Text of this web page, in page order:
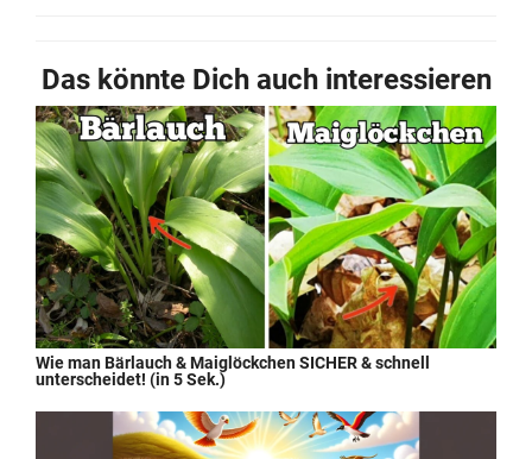
Das könnte Dich auch interessieren
Wie man Bärlauch & Maiglöckchen SICHER & schnell
unterscheidet! (in 5 Sek.)